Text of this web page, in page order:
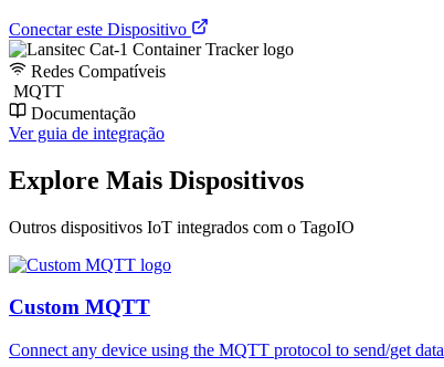
Conectar este Dispositivo
Redes Compatíveis
MQTT
Documentação
Ver guia de integração
Explore Mais Dispositivos
Outros dispositivos IoT integrados com o TagoIO
Custom MQTT
Connect any device using the MQTT protocol to send/get data